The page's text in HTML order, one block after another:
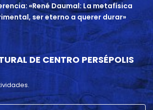
«René Daumal: La metafísica
ser eterno a querer durar»
DE CENTRO PERSÉPOLIS